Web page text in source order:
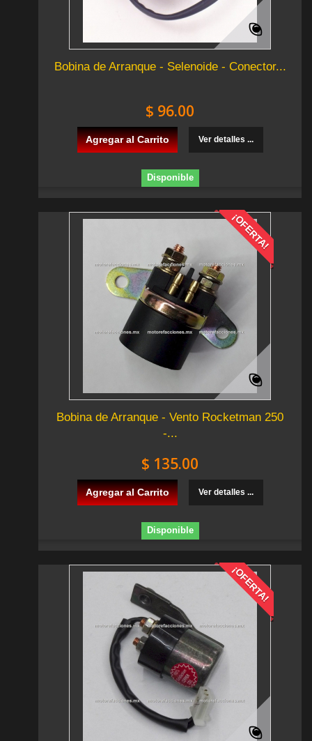
Bobina de Arranque - Selenoide - Conector...
$ 96.00
Agregar al Carrito Ver detalles ...
Disponible
¡OFERTA!
Bobina de Arranque - Vento Rocketman 250
-...
$ 135.00
Agregar al Carrito Ver detalles ...
Disponible
¡OFERTA!